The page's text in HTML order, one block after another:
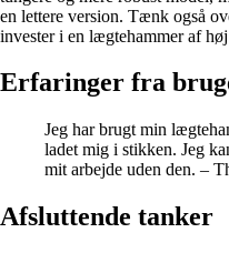
en lettere version. Tænk også
invester i en lægtehammer af
Erfaringer fra
Jeg har brugt min
ladet mig i stikken. Jeg
mit arbejde uden den. –
Afsluttende tanker